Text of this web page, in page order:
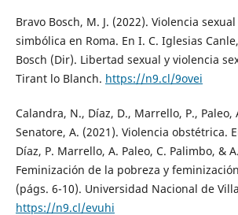
Bravo Bosch, M. J. (2022). Violencia
simbólica en Roma. En I. C. Iglesias
Bosch (Dir). Libertad sexual y violencia
Tirant lo Blanch. https://n9.cl/9ovei
Calandra, N., Díaz, D., Marrello, P., Paleo,
Senatore, A. (2021). Violencia obstétrica.
Díaz, P. Marrello, A. Paleo, C. Palimbo, &
Feminización de la pobreza y
(págs. 6-10). Universidad Nacional de
https://n9.cl/evuhi